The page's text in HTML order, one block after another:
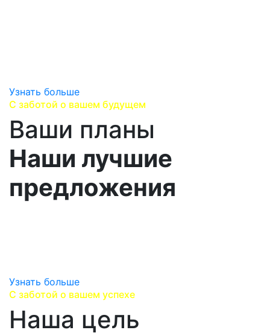
Узнать больше
С заботой о вашем будущем
Ваши планы
Наши лучшие
предложения
Узнать больше
С заботой о вашем успехе
Наша цель